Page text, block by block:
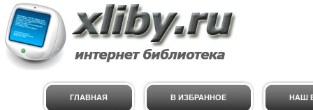
ГЛАВНАЯ В ИЗБРАННОЕ НАШ